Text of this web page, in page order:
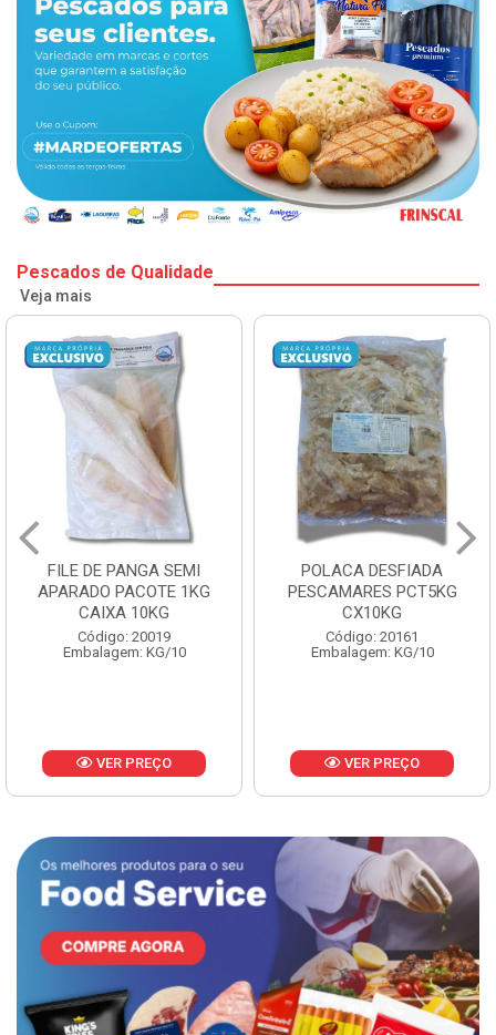
Pescados de Qualidade
Veja mais
POLACA DESFIADA
PESCAMARES PCT5KG
CX10KG
Código: 20161
Embalagem: KG/10
VER PREÇO
POLACA DESFIADA
PESCAMARES PCT1KG
CX10KG
Código: 20162
Embalagem: KG/10
VER PREÇO